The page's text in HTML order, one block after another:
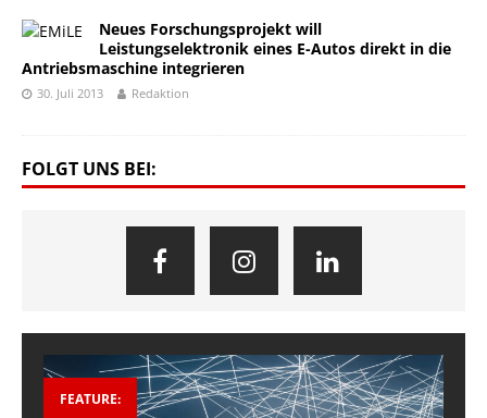
Neues Forschungsprojekt will
Leistungselektronik eines E-Autos direkt in die
Antriebsmaschine integrieren
30. Juli 2013 Redaktion
FOLGT UNS BEI:
FEATURE: